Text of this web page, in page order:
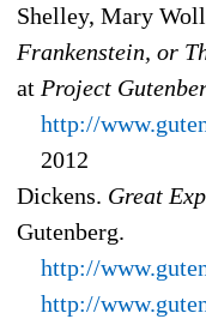
Shelley, Mary
Frankenstein, or
at Project
http://
2012
Dickens. Great
Gutenberg.
http://
http://